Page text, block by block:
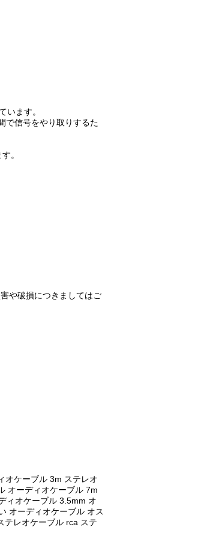
います。
で信号をやり取りするた
。
や破損につきましてはご
オケーブル 3m ステレオ
オーディオケーブル 7m
ィオケーブル 3.5mm オ
オーディオケーブル オス
テレオケーブル rca ステ